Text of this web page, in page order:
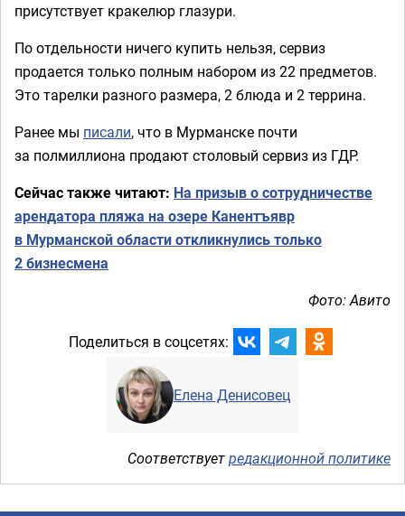
присутствует кракелюр глазури.
По отдельности ничего купить нельзя, сервиз
продается только полным набором из 22 предметов.
Это тарелки разного размера, 2 блюда и 2 террина.
Ранее мы писали, что в Мурманске почти
за полмиллиона продают столовый сервиз из ГДР.
Сейчас также читают: На призыв о сотрудничестве
арендатора пляжа на озере Канентъявр
в Мурманской области откликнулись только
2 бизнесмена
Фото: Авито
Поделиться в соцсетях:
Елена Денисовец
Соответствуетредакционной политике